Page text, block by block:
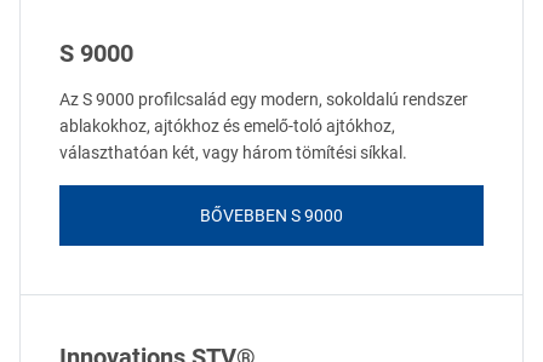
S 9000
Az S 9000 profilcsalád egy modern, sokoldalú rendszer
ablakokhoz, ajtókhoz és emelő-toló ajtókhoz,
választhatóan két, vagy három tömítési síkkal.
BŐVEBBEN S 9000